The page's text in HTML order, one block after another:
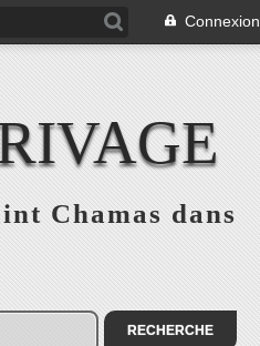
Connexion
Chamas dans